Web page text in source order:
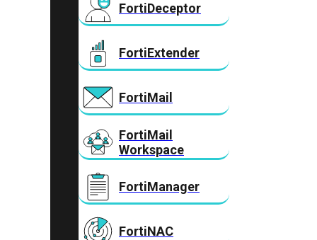
FortiDeceptor
FortiExtender
FortiMail
FortiMail
Workspace
FortiManager
FortiNAC